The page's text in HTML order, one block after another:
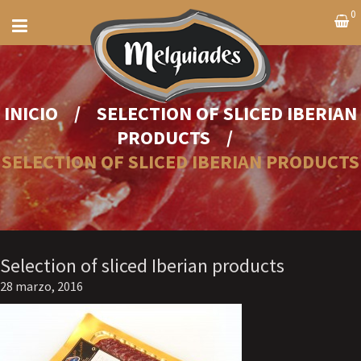
0
INICIO /
SELECTION OF SLICED IBERIAN
PRODUCTS
/
SELECTION OF SLICED IBERIAN PRODUCTS
Selection of sliced Iberian products
28 marzo, 2016